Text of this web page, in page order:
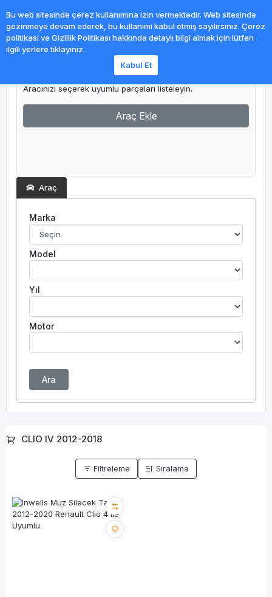
Aracınızı seçerek uyumlu parçaları listeleyin.
Araç Ekle
Araç
Marka
Model
Yıl
Motor
Ara
CLIO IV 2012-2018
Filtreleme Sıralama
Bu web sitesinde çerez kullanımına izin vermektedir. Web sitesinde
gezinmeye devam ederek, bu kullanımı kabul etmiş sayılırsınız. Çerez
politikası ve Gizlilik Politikası hakkında detaylı bilgi almak için lütfen
ilgili yerlere tıklayınız.
Kabul Et